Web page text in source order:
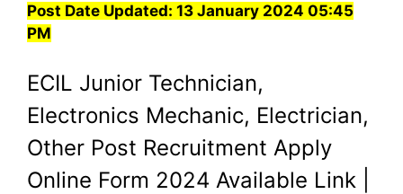
Post Date Updated: 13 January 2024 05:45
PM
ECIL Junior Technician,
Electronics Mechanic, Electrician,
Other Post Recruitment Apply
Online Form 2024 Available Link |